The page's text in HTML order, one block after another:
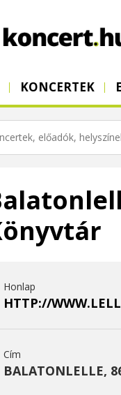
KONCERTEK
Honlap
Cím
BALATONLELLE,